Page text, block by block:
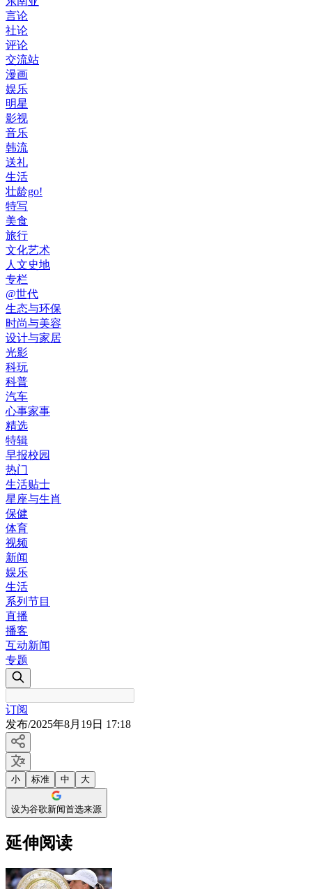
言论
社论
评论
交流站
漫画
娱乐
明星
影视
音乐
韩流
送礼
生活
壮龄go!
特写
美食
旅行
文化艺术
人文史地
专栏
@世代
生态与环保
时尚与美容
设计与家居
光影
科玩
科普
汽车
心事家事
精选
特辑
早报校园
热门
生活贴士
星座与生肖
保健
体育
视频
新闻
娱乐
生活
系列节目
直播
播客
互动新闻
专题
订阅
发布/2025年8月19日 17:18
小 标准 中 大
设为谷歌新闻首选来源
延伸阅读